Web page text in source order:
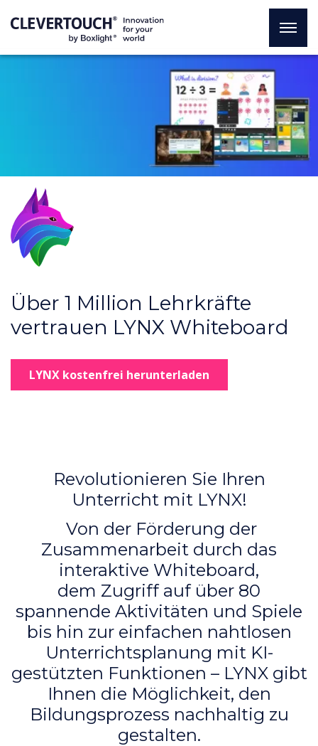
Über 1 Million Lehrkräfte
vertrauen LYNX Whiteboard
LYNX kostenfrei herunterladen
Revolutionieren Sie Ihren
Unterricht mit LYNX!
Von der Förderung der
Zusammenarbeit durch das
interaktive Whiteboard,
dem Zugriff auf über 80
spannende Aktivitäten und Spiele
bis hin zur einfachen nahtlosen
Unterrichtsplanung mit KI-
gestützten Funktionen – LYNX gibt
Ihnen die Möglichkeit, den
Bildungsprozess nachhaltig zu
gestalten.